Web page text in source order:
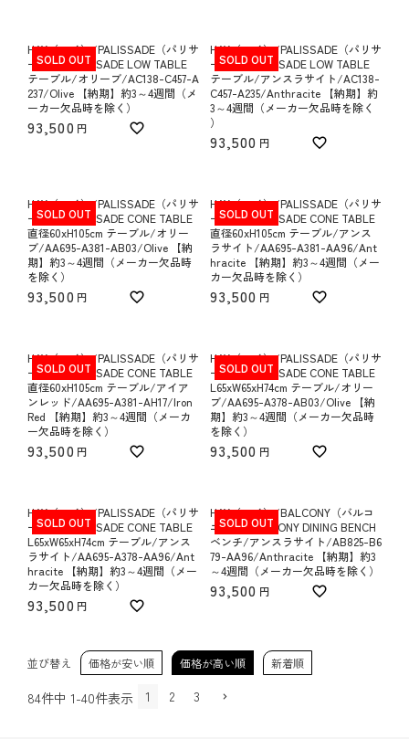
SOLD OUT
HAY（ヘイ）/PALISSADE（パリサ
ード）/PALISSADE LOW TABLE
テーブル/オリーブ/AC138-C457-A
237/Olive 【納期】約3～4週間（メ
ーカー欠品時を除く）
93,500
SOLD OUT
HAY（ヘイ）/PALISSADE（パリサ
ード）/PALISSADE LOW TABLE
テーブル/アンスラサイト/AC138-
C457-A235/Anthracite 【納期】約
3～4週間（メーカー欠品時を除く
）
93,500
SOLD OUT
HAY（ヘイ）/PALISSADE（パリサ
ード）/PALISSADE CONE TABLE
直径60xH105cm テーブル/オリー
ブ/AA695-A381-AB03/Olive 【納
期】約3～4週間（メーカー欠品時
を除く）
93,500
SOLD OUT
HAY（ヘイ）/PALISSADE（パリサ
ード）/PALISSADE CONE TABLE
直径60xH105cm テーブル/アンス
ラサイト/AA695-A381-AA96/Ant
hracite 【納期】約3～4週間（メー
カー欠品時を除く）
93,500
SOLD OUT
HAY（ヘイ）/PALISSADE（パリサ
ード）/PALISSADE CONE TABLE
直径60xH105cm テーブル/アイア
ンレッド/AA695-A381-AH17/Iron
Red 【納期】約3～4週間（メーカ
ー欠品時を除く）
93,500
SOLD OUT
HAY（ヘイ）/PALISSADE（パリサ
ード）/PALISSADE CONE TABLE
L65xW65xH74cm テーブル/オリー
ブ/AA695-A378-AB03/Olive 【納
期】約3～4週間（メーカー欠品時
を除く）
93,500
SOLD OUT
HAY（ヘイ）/PALISSADE（パリサ
ード）/PALISSADE CONE TABLE
L65xW65xH74cm テーブル/アンス
ラサイト/AA695-A378-AA96/Ant
hracite 【納期】約3～4週間（メー
カー欠品時を除く）
93,500
SOLD OUT
HAY（ヘイ）/BALCONY（バルコ
ニー）/BALCONY DINING BENCH
ベンチ/アンスラサイト/AB825-B6
79-AA96/Anthracite 【納期】約3
～4週間（メーカー欠品時を除く）
93,500
並び替え 価格が安い順 価格が高い順 新着順
84件中 1-40件表示 1 2 3